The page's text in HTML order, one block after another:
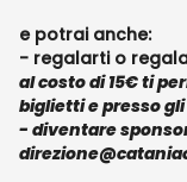
e potrai anche:
- regalarti o
al costo di 15€ ti
biglietti e presso
- diventare